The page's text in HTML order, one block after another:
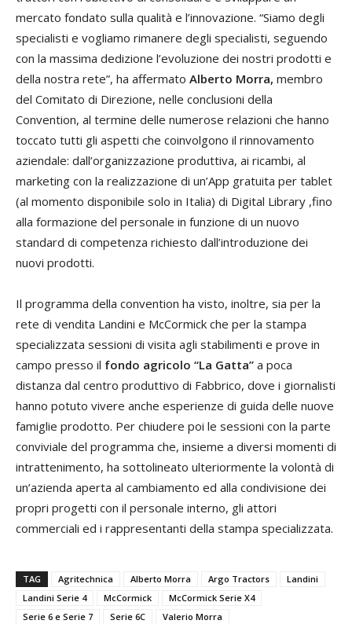
mercato fondato sulla qualità e l’innovazione. “Siamo degli
specialisti e vogliamo rimanere degli specialisti, seguendo
con la massima dedizione l’evoluzione dei nostri prodotti e
della nostra rete”, ha affermato Alberto Morra, membro
del Comitato di Direzione, nelle conclusioni della
Convention, al termine delle numerose relazioni che hanno
toccato tutti gli aspetti che coinvolgono il rinnovamento
aziendale: dall’organizzazione produttiva, ai ricambi, al
marketing con la realizzazione di un’App gratuita per tablet
(al momento disponibile solo in Italia) di Digital Library ,fino
alla formazione del personale in funzione di un nuovo
standard di competenza richiesto dall’introduzione dei
nuovi prodotti.
Il programma della convention ha visto, inoltre, sia per la
rete di vendita Landini e McCormick che per la stampa
specializzata sessioni di visita agli stabilimenti e prove in
campo presso il fondo agricolo “La Gatta” a poca
distanza dal centro produttivo di Fabbrico, dove i giornalisti
hanno potuto vivere anche esperienze di guida delle nuove
famiglie prodotto. Per chiudere poi le sessioni con la parte
conviviale del programma che, insieme a diversi momenti di
intrattenimento, ha sottolineato ulteriormente la volontà di
un’azienda aperta al cambiamento ed alla condivisione dei
propri progetti con il personale interno, gli attori
commerciali ed i rappresentanti della stampa specializzata.
TAG Agritechnica Alberto Morra Argo Tractors
Landini
Landini Serie 4
McCormick
McCormick Serie X4
Serie 6 e Serie 7
Serie 6C
Valerio Morra